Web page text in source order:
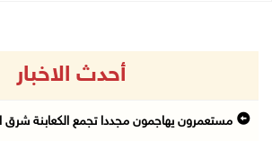
أحدث الاخبار
مستعمرون يهاجمون مجددا تجمع الكعابنة